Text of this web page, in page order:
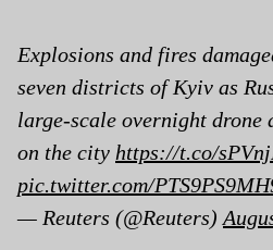
Explosions and fires
seven districts of Kyiv as
large-scale overnight drone
on the city https://t.co/
pic.twitter.com/
— Reuters (@Reuters)